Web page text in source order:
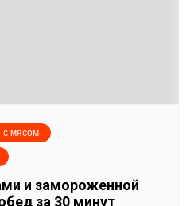
с мясом
и замороженной
за 30 минут